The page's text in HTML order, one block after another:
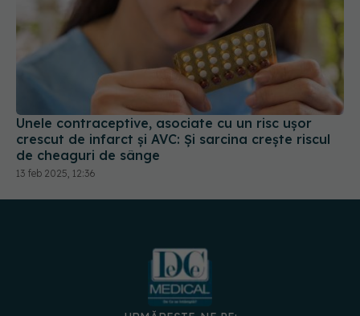
Unele contraceptive, asociate cu un risc uşor
crescut de infarct și AVC: Și sarcina creşte riscul
de cheaguri de sânge
13 feb 2025, 12:36